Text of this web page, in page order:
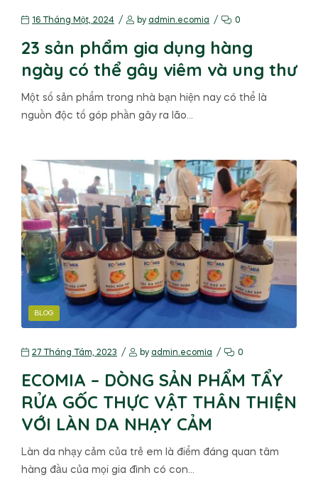
16 Tháng Một, 2024 by admin.ecomia 0
23 sản phẩm gia dụng hàng
ngày có thể gây viêm và ung thư
Một số sản phẩm trong nhà bạn hiện nay có thể là
nguồn độc tố góp phần gây ra lão…
BLOG
27 Tháng Tám, 2023 by admin.ecomia 0
ECOMIA – DÒNG SẢN PHẨM TẨY
RỬA GỐC THỰC VẬT THÂN THIỆN
VỚI LÀN DA NHẠY CẢM
Làn da nhạy cảm của trẻ em là điểm đáng quan tâm
hàng đầu của mọi gia đình có con…